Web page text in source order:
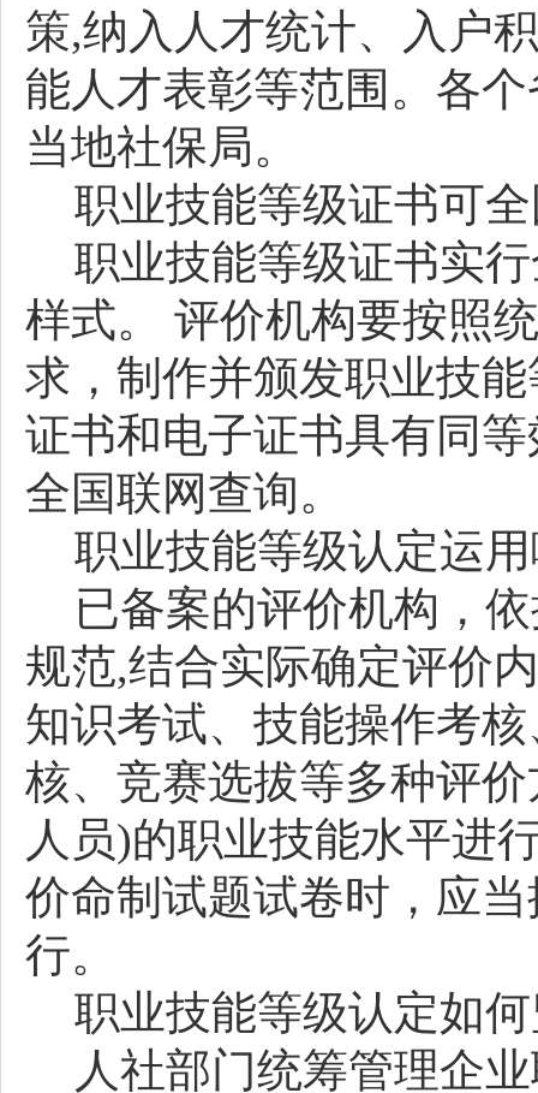
策,纳入人才统计、入户
能人才表彰等范围。 各
当地社保局。
职业技能等级证书可
职业技能等级证书实
样式。
评价机构要按照统
求，制作并颁发职业技
证书和电子证书具有同
全国联网查询。
职业技能等级认定运
已备案的评价机构，
规范,结合实际确定评价
知识考试、技能操作考
核、竞赛选拔等多种评
人员)的职业技能水平进
价命制试题试卷时，应
行。
职业技能等级认定如
人社部门统筹管理企